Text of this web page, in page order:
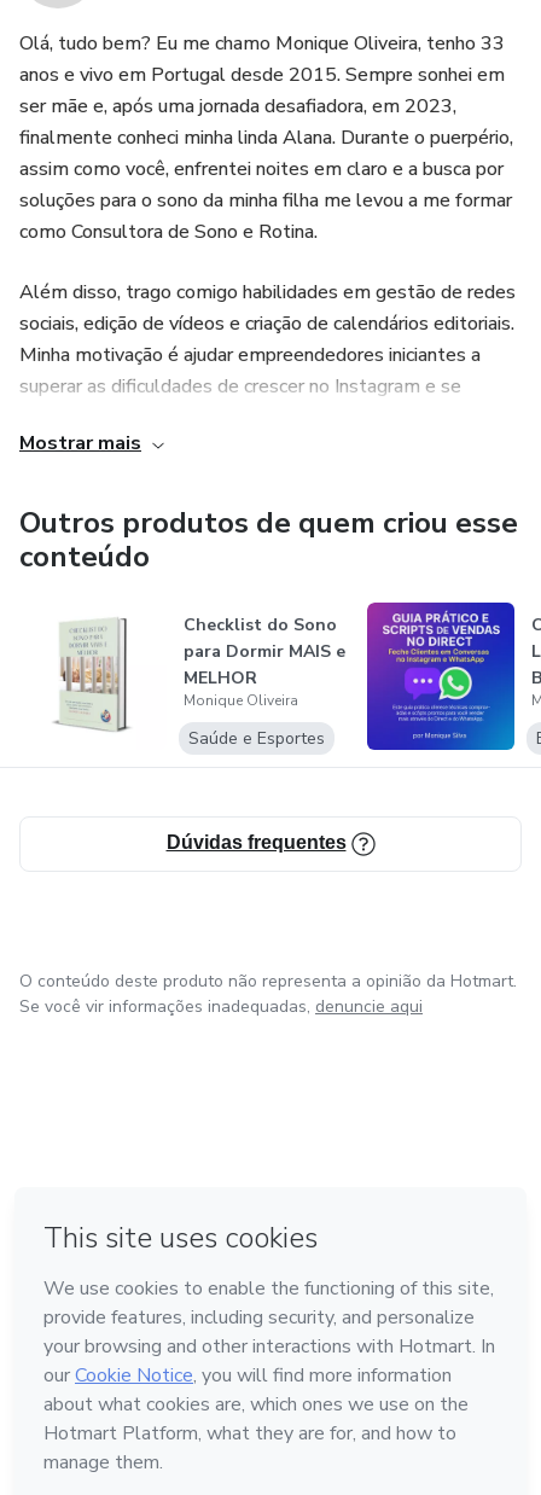
pequenos negócios que querem parar de improvisar e
começar a usar o Instagram de forma profissional,
estratégica e com resultados reais.
👉 Chega de travar na hora de postar! Tenha seu conteúdo
do mês inteiro pronto em poucas horas.
📥 Baixe agora e comece a atrair os clientes certos para o
Olá, tudo bem? Eu me chamo Monique Oliveira, tenho 33
anos e vivo em Portugal desde 2015. Sempre sonhei em
ser mãe e, após uma jornada desafiadora, em 2023,
finalmente conheci minha linda Alana. Durante o puerpério,
assim como você, enfrentei noites em claro e a busca por
soluções para o sono da minha filha me levou a me formar
como Consultora de Sono e Rotina.
Além disso, trago comigo habilidades em gestão de redes
sociais, edição de vídeos e criação de calendários editoriais.
Minha motivação é ajudar empreendedores iniciantes a
superar as dificuldades de crescer no Instagram e se
compartilhar dicas valiosas e apoiar você nessa jornada. Te
Mostrar mais
Outros produtos de quem criou esse
conteúdo
Checklist do Sono
para Dormir MAIS e
MELHOR
Monique Oliveira
Saúde e Esportes
Dúvidas frequentes
O conteúdo deste produto não representa a opinião da Hotmart.
Se você vir informações inadequadas, denuncie aqui
Feito com ❤ em Bogotá
Conheça a Hotmart
Idioma
Português